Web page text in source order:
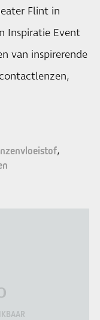
Flint in
Inspiratie Event
van inspirerende